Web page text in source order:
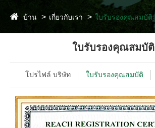
บ้าน เกี่ยวกับเรา ใบรับรองคุณสมบัติ
ใบรับรองคุณสมบัติ
โปรไฟล์ บริษัท ใบรับรองคุณสมบัติ